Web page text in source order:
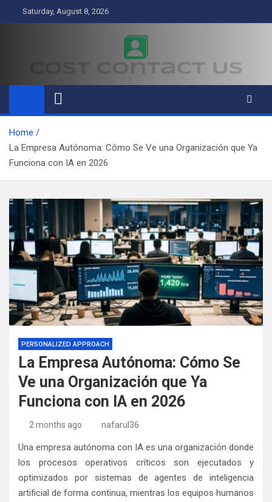
to
Saturday, August 8, 2026
Cost Contact Us
Business
Home
La Empresa Autónoma: Cómo Se Ve una Organización que Ya
Funciona con IA en 2026
PERSONALIZED APPROACH
La Empresa Autónoma: Cómo Se
Ve una Organización que Ya
Funciona con IA en 2026
2 months ago nafarul36
Una empresa autónoma con IA es una organización donde
los procesos operativos críticos son ejecutados y
optimizados por sistemas de agentes de inteligencia
artificial de forma continua, mientras los equipos humanos